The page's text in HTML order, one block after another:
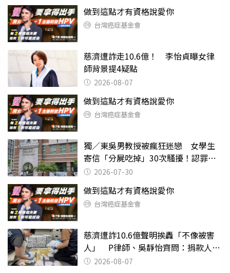
做到這點才有資格說愛你
台灣癌症基金會
慈濟遭詐走10.6億！ 李怡貞曝女律
師背景提4疑點
2026-08-07
做到這點才有資格說愛你
台灣癌症基金會
獨／東吳男教授被瘋狂迷戀 女學生
寄信「分屍吃掉」30次騷擾！認罪免
關 2026-07-30
做到這點才有資格說愛你
台灣癌症基金會
慈濟遭詐10.6億聲明挨轟「不像被害
人」 P律師、吳靜怡齊問：捐款人有
權知道真相
2026-08-07